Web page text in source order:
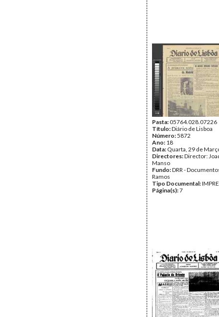
Pasta:05764.028.07226
Título:Diário de Lisboa
Número:5872
Ano: 18
Data: Quarta, 29 de
Directores:Director:
Manso
Fundo:DRR -
Ramos
Tipo Documental:
Página(s):7